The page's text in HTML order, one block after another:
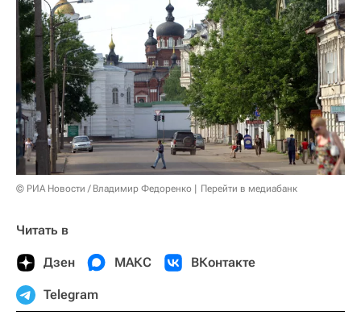
© РИА Новости / Владимир Федоренко Перейти в медиабанк
Читать в
Дзен МАКС ВКонтакте
Telegram